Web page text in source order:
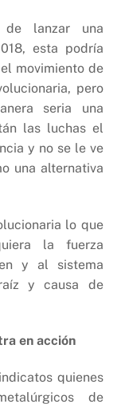
lanzar una
esta podría
movimiento de
pero
seria una
las luchas el
y no se le ve
una alternativa
lo que
la fuerza
y al sistema
y causa de
en acción
quienes
de